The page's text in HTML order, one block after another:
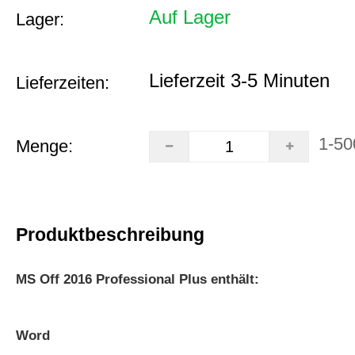
Lager: Auf Lager
Lieferzeiten: Lieferzeit 3-5 Minuten
Menge: 1-
Produktbeschreibung
MS Off 2016 Professional Plus enthält:
Word